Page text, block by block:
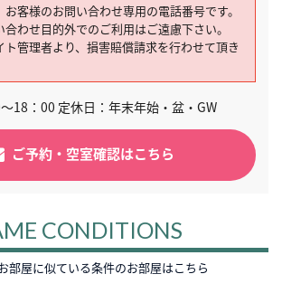
客様のお問い合わせ専用の電話番号です。
わせ目的外でのご利用はご遠慮下さい。
管理者より、損害賠償請求を行わせて頂き
18：00 定休日：年末年始・盆・GW
ご予約・空室確認はこちら
CONDITIONS
部屋に似ている条件のお部屋はこちら